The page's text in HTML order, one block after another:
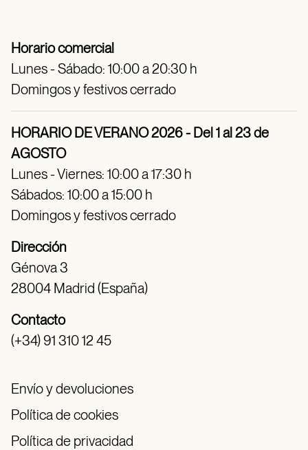
Horario comercial
Lunes - Sábado: 10:00 a 20:30 h
Domingos y festivos cerrado
HORARIO DE VERANO 2026 - Del 1 al 23 de
AGOSTO
Lunes - Viernes: 10:00 a 17:30 h
Sábados: 10:00 a 15:00 h
Domingos y festivos cerrado
Dirección
Génova 3
28004 Madrid (España)
Contacto
(+34) 91 310 12 45
Envío y devoluciones
Política de cookies
Política de privacidad